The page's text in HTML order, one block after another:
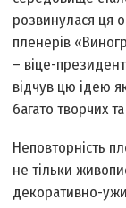
розвинулася ця
пленерів
– віце-
відчув цю ідею
багато творчих
Неповторність
не тільки
декоративно-